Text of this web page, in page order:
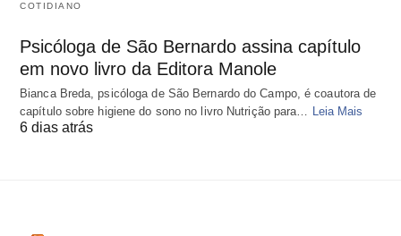
COTIDIANO
Psicóloga de São Bernardo assina capítulo
em novo livro da Editora Manole
Bianca Breda, psicóloga de São Bernardo do Campo, é coautora de
capítulo sobre higiene do sono no livro Nutrição para… Leia Mais
6 dias atrás